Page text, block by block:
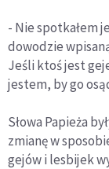
- Nie spotkałem
dowodzie
Jeśli ktoś jest
jestem, by go
Słowa Papieża
zmianę w
gejów i lesbijek